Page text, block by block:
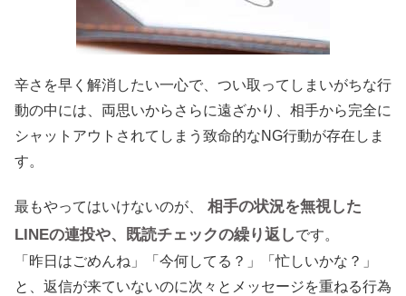
辛さを早く解消したい一心で、つい取ってしまいがちな行
動の中には、両思いからさらに遠ざかり、相手から完全に
シャットアウトされてしまう致命的なNG行動が存在しま
す。
最もやってはいけないのが、
相手の状況を無視した
LINEの連投や、既読チェックの繰り返しです。
「昨日はごめんね」「今何してる？」「忙しいかな？」
と、返信が来ていないのに次々とメッセージを重ねる行為